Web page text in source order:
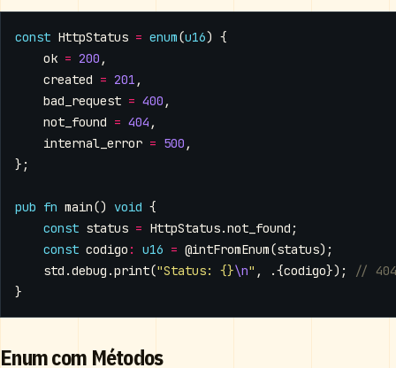
const HttpStatus = enum(u16) {
ok = 200 ,
created = 201 ,
bad_request = 400 ,
not_found = 404 ,
internal_error = 500 ,
};
pub fn main() void {
const status = HttpStatus.not_found ;
const codigo : u16 = @intFromEnum(status);
std .debug .print("Status: {}\n" , .{codigo});
}
Enum com Métodos